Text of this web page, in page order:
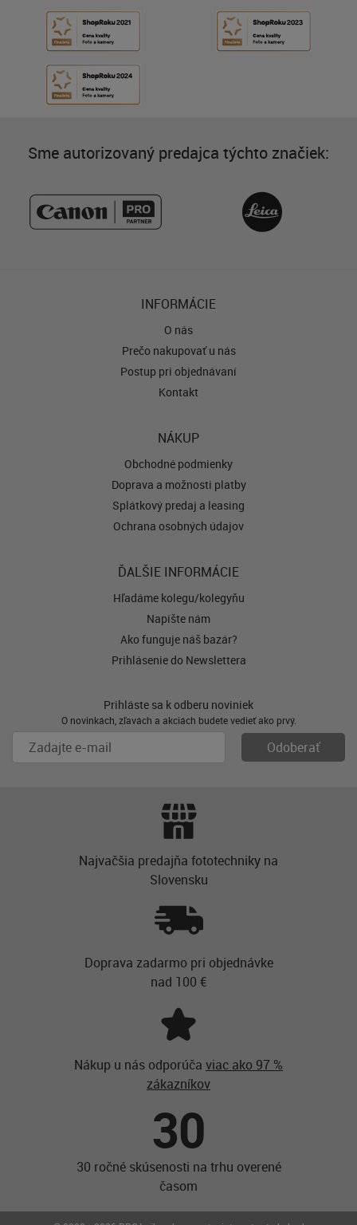
Sme autorizovaný predajca týchto značiek:
INFORMÁCIE
O nás
Prečo nakupovať u nás
Postup pri objednávaní
Kontakt
NÁKUP
Obchodné podmienky
Doprava a možnosti platby
Splátkový predaj a leasing
Ochrana osobných údajov
ĎALŠIE INFORMÁCIE
Hľadáme kolegu/kolegyňu
Napíšte nám
Ako funguje náš bazár?
Prihlásenie do Newslettera
Prihláste sa k odberu noviniek
O novinkách, zľavách a akciách budete vedieť ako prvý.
Najvačšia predajňa fototechniky na
Slovensku
Doprava zadarmo pri objednávke
nad 100 €
Nákup u nás odporúča viac ako 97 %
zákazníkov
30
30 ročné skúsenosti na trhu overené
časom